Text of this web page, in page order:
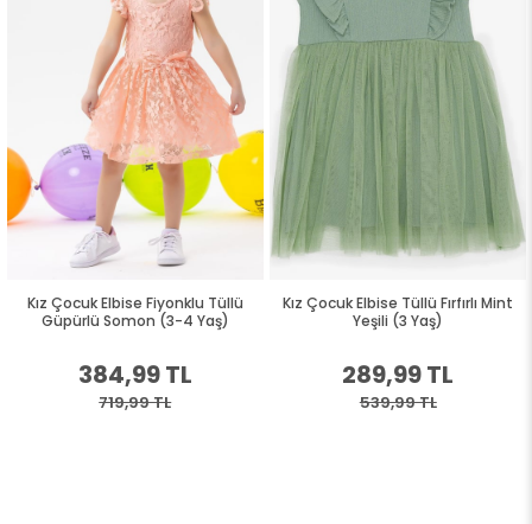
Kız Çocuk Elbise Fiyonklu Tüllü
Güpürlü Somon (3-4 Yaş)
384,99 TL
719,99 TL
Kız Çocuk Elbise Tüllü Fırfırlı Mint
Yeşili (3 Yaş)
289,99 TL
539,99 TL